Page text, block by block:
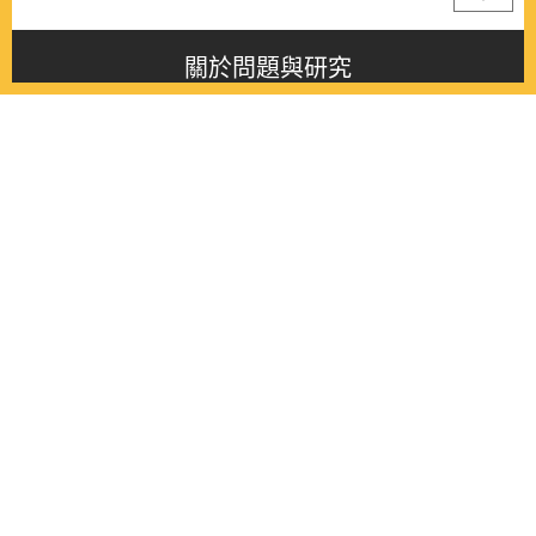
關於問題與研究
About this journal